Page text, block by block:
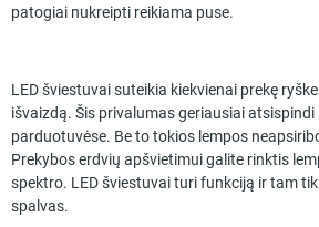
patogiai nukreipti reikiama puse.
LED šviestuvai suteikia kiekvienai prekę
išvaizdą. Šis privalumas geriausiai
parduotuvėse. Be to tokios lempos
Prekybos erdvių apšvietimui galite rinktis
spektro. LED šviestuvai turi funkciją ir tam
spalvas.